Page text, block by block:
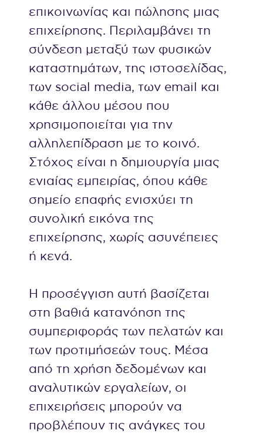
επικοινωνίας και πώλησης μιας
επιχείρησης. Περιλαμβάνει τη
σύνδεση μεταξύ των φυσικών
καταστημάτων, της ιστοσελίδας,
των social media, των email και
κάθε άλλου μέσου που
χρησιμοποιείται για την
αλληλεπίδραση με το κοινό.
Στόχος είναι η δημιουργία μιας
ενιαίας εμπειρίας, όπου κάθε
σημείο επαφής ενισχύει τη
συνολική εικόνα της
επιχείρησης, χωρίς ασυνέπειες
ή κενά.
Η προσέγγιση αυτή βασίζεται
στη βαθιά κατανόηση της
συμπεριφοράς των πελατών και
των προτιμήσεών τους. Μέσα
από τη χρήση δεδομένων και
αναλυτικών εργαλείων, οι
επιχειρήσεις μπορούν να
προβλέπουν τις ανάγκες του